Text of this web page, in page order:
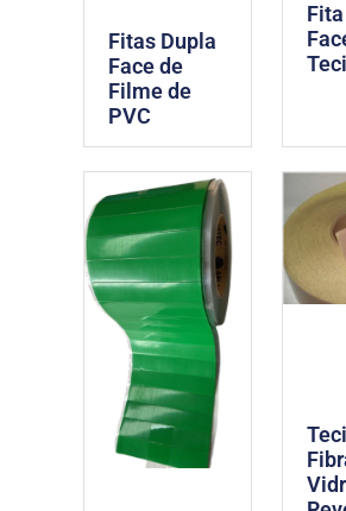
Fitas Dupla
Face de
Filme de
PVC